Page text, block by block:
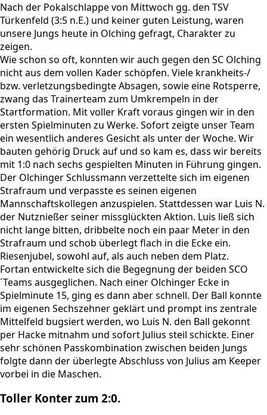
Nach der Pokalschlappe von Mittwoch gg. den TSV
Türkenfeld (3:5 n.E.) und keiner guten Leistung, waren
unsere Jungs heute in Olching gefragt, Charakter zu
zeigen.
Wie schon so oft, konnten wir auch gegen den SC Olching
nicht aus dem vollen Kader schöpfen. Viele krankheits-/
bzw. verletzungsbedingte Absagen, sowie eine Rotsperre,
zwang das Trainerteam zum Umkrempeln in der
Startformation. Mit voller Kraft voraus gingen wir in den
ersten Spielminuten zu Werke. Sofort zeigte unser Team
ein wesentlich anderes Gesicht als unter der Woche. Wir
bauten gehörig Druck auf und so kam es, dass wir bereits
mit 1:0 nach sechs gespielten Minuten in Führung gingen.
Der Olchinger Schlussmann verzettelte sich im eigenen
Strafraum und verpasste es seinen eigenen
Mannschaftskollegen anzuspielen. Stattdessen war Luis N.
der Nutznießer seiner missglückten Aktion. Luis ließ sich
nicht lange bitten, dribbelte noch ein paar Meter in den
Strafraum und schob überlegt flach in die Ecke ein.
Riesenjubel, sowohl auf, als auch neben dem Platz.
Fortan entwickelte sich die Begegnung der beiden SCO
´Teams ausgeglichen. Nach einer Olchinger Ecke in
Spielminute 15, ging es dann aber schnell. Der Ball konnte
im eigenen Sechszehner geklärt und prompt ins zentrale
Mittelfeld bugsiert werden, wo Luis N. den Ball gekonnt
per Hacke mitnahm und sofort Julius steil schickte. Einer
sehr schönen Passkombination zwischen beiden Jungs
folgte dann der überlegte Abschluss von Julius am Keeper
vorbei in die Maschen.
Toller Konter zum 2:0.